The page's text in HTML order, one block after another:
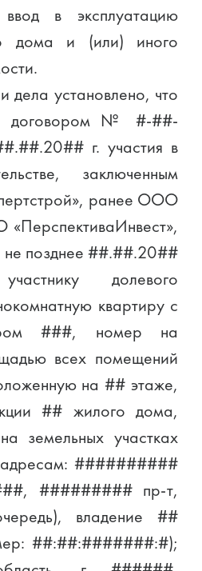
в эксплуатацию
дома и (или) иного
дела установлено, что
с договором № #-##-
г. участия в
заключенным
ранее ООО
не позднее ##.##.20##
долевого
квартиру с
###, номер на
всех помещений
на ## этаже,
## жилого дома,
земельных участках
адресам: ##########
######### пр-т,
владение ##
##:##:#######:#);